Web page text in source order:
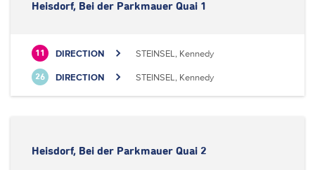
Heisdorf, Bei der Parkmauer Quai 1
11 DIRECTION STEINSEL, Kennedy
26 DIRECTION STEINSEL, Kennedy
Heisdorf, Bei der Parkmauer Quai 2